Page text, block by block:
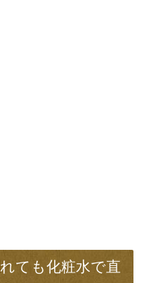
ても化粧水で直